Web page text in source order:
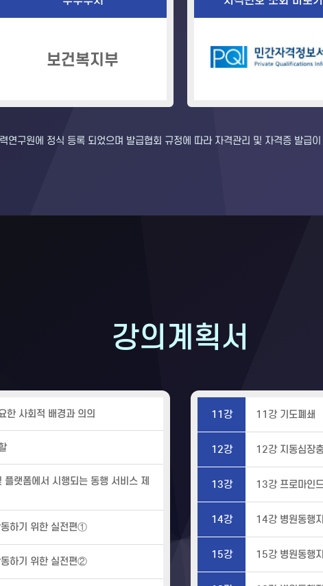
보건복지부
연구원에 정식 등록 되었으며 발급협회 규정에 따라 자격관리 및 자격증 발급
강의계획서
한 사회적 배경과 의의
랫폼에서 시행되는 동행 서비스 제
하기 위한 실전편①
하기 위한 실전편②
11강 11강 기도폐쇄
12강 12강 지동심장
13강 13강 프로마인
14강 14강 병원동행
15강 15강 병원동행